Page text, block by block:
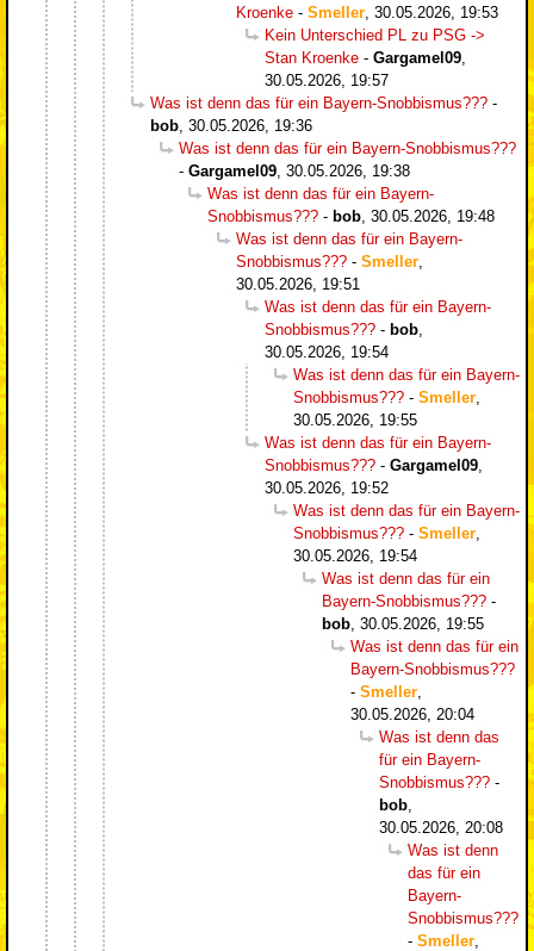
Kroenke - Smeller 30.05.2026, 19:53
Kein Unterschied PL zu PSG ->
Stan Kroenke - Gargamel09
30.05.2026, 19:57
Was ist denn das für ein Bayern-Snobbismus??? -
bob 30.05.2026, 19:36
Was ist denn das für ein Bayern-Snobbismus???
- Gargamel09 30.05.2026, 19:38
Was ist denn das für ein Bayern-
Snobbismus??? - bob 30.05.2026, 19:48
Was ist denn das für ein Bayern-
Snobbismus??? - Smeller
30.05.2026, 19:51
Was ist denn das für ein Bayern-
Snobbismus??? - bob
30.05.2026, 19:54
Was ist denn das für ein Bayern-
Snobbismus??? - Smeller
30.05.2026, 19:55
Was ist denn das für ein Bayern-
Snobbismus??? - Gargamel09
30.05.2026, 19:52
Was ist denn das für ein Bayern-
Snobbismus??? - Smeller
30.05.2026, 19:54
Was ist denn das für ein
Bayern-Snobbismus??? -
bob 30.05.2026, 19:55
Was ist denn das für ein
Bayern-Snobbismus???
- Smeller
30.05.2026, 20:04
Was ist denn das
für ein Bayern-
Snobbismus??? -
bob
30.05.2026, 20:08
Was ist denn
das für ein
Bayern-
Snobbismus???
- Smeller